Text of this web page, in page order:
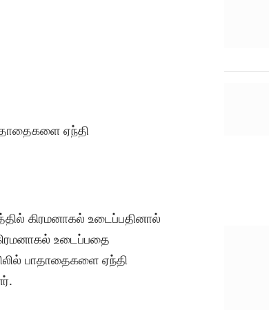
ஏந்தி
கிரமனாகல் உடைப்பதினால்
உடைப்பதை
பாதாதைகளை ஏந்தி